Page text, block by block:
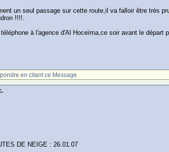
un seul passage sur cette route,il va falloir être très
!!!!.
à l'agence d'Al Hoceïma,ce soir avant le départ
en citant ce Message
DE NEIGE : 26.01.07